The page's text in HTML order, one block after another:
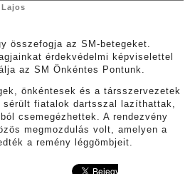
összefogja az SM-betegeket.
érdekvédelmi képviselettel
az SM Önkéntes Pontunk.
önkéntesek és a társszervezetek
sérült fiatalok dartsszal lazíthattak,
csemegézhettek. A rendezvény
megmozdulás volt, amelyen a
a remény léggömbjeit.